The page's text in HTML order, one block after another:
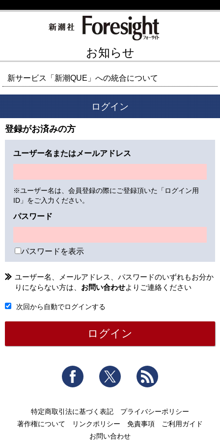
お知らせ
新サービス「新潮QUE」への統合について
ログイン
登録がお済みの方
ユーザー名またはメールアドレス
※ユーザー名は、会員登録の際にご登録頂いた「ログイン用
ID」をご入力ください。
パスワード
パスワードを表示
ユーザー名、メールアドレス、パスワードのいずれもお分か
りにならない方は、 お問い合わせよりご連絡ください
次回から自動でログインする
Facebook Twitter
特定商取引法に基づく表記
プライバシーポリシー
著作権について
リンクポリシー 免責事項
ご利用ガイド
お問い合わせ